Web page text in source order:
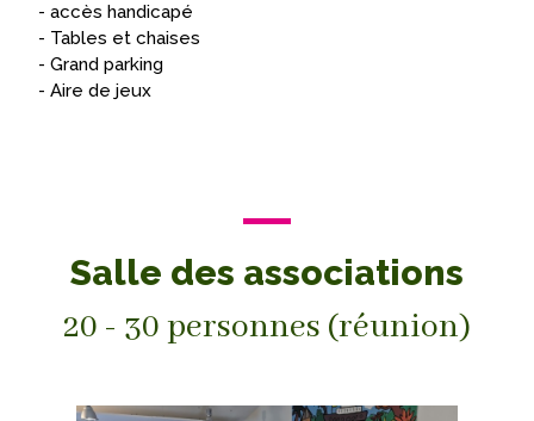
- accès handicapé
- Tables et chaises
- Grand parking
- Aire de jeux
Salle des associations
20 - 30 personnes (réunion)